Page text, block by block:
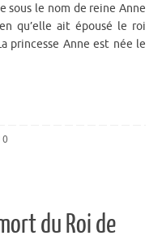
sous le nom de reine Anne
qu’elle ait épousé le roi
princesse Anne est née le
0
du Roi de